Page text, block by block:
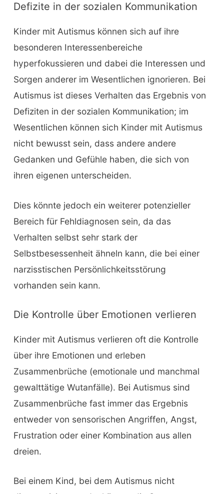
Defizite in der sozialen Kommunikation
Kinder mit Autismus können sich auf ihre
besonderen Interessenbereiche
hyperfokussieren und dabei die Interessen und
Sorgen anderer im Wesentlichen ignorieren. Bei
Autismus ist dieses Verhalten das Ergebnis von
Defiziten in der sozialen Kommunikation; im
Wesentlichen können sich Kinder mit Autismus
nicht bewusst sein, dass andere andere
Gedanken und Gefühle haben, die sich von
ihren eigenen unterscheiden.
Dies könnte jedoch ein weiterer potenzieller
Bereich für Fehldiagnosen sein, da das
Verhalten selbst sehr stark der
Selbstbesessenheit ähneln kann, die bei einer
narzisstischen Persönlichkeitsstörung
vorhanden sein kann.
Die Kontrolle über Emotionen verlieren
Kinder mit Autismus verlieren oft die Kontrolle
über ihre Emotionen und erleben
Zusammenbrüche (emotionale und manchmal
gewalttätige Wutanfälle). Bei Autismus sind
Zusammenbrüche fast immer das Ergebnis
entweder von sensorischen Angriffen, Angst,
Frustration oder einer Kombination aus allen
dreien.
Bei einem Kind, bei dem Autismus nicht